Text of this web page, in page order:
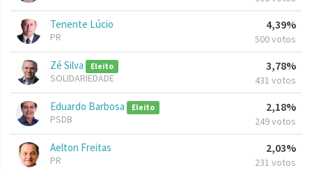
Tenente Lúcio
PR
4,39%
500 votos
Zé Silva Eleito
SOLIDARIEDADE
3,78%
431 votos
Eduardo Barbosa Eleito
PSDB
2,18%
249 votos
Aelton Freitas
PR
2,03%
231 votos